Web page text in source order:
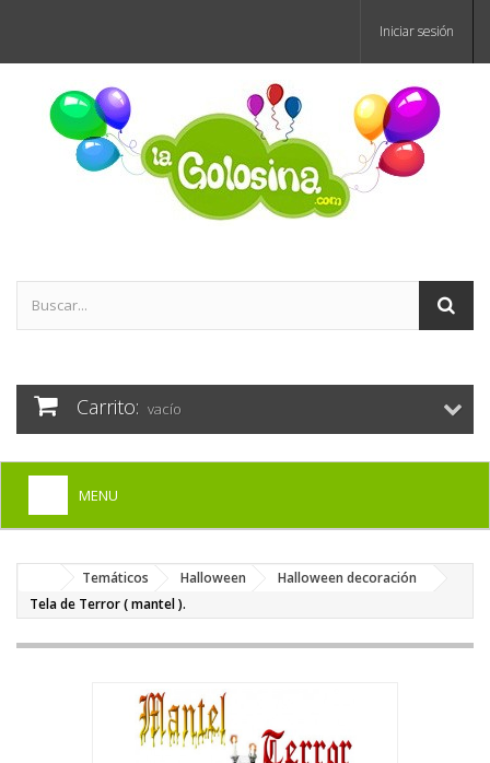
Iniciar sesión
Carrito: vacío
MENU
+
Temáticos Halloween
Halloween decoración
Tela de Terror ( mantel ).